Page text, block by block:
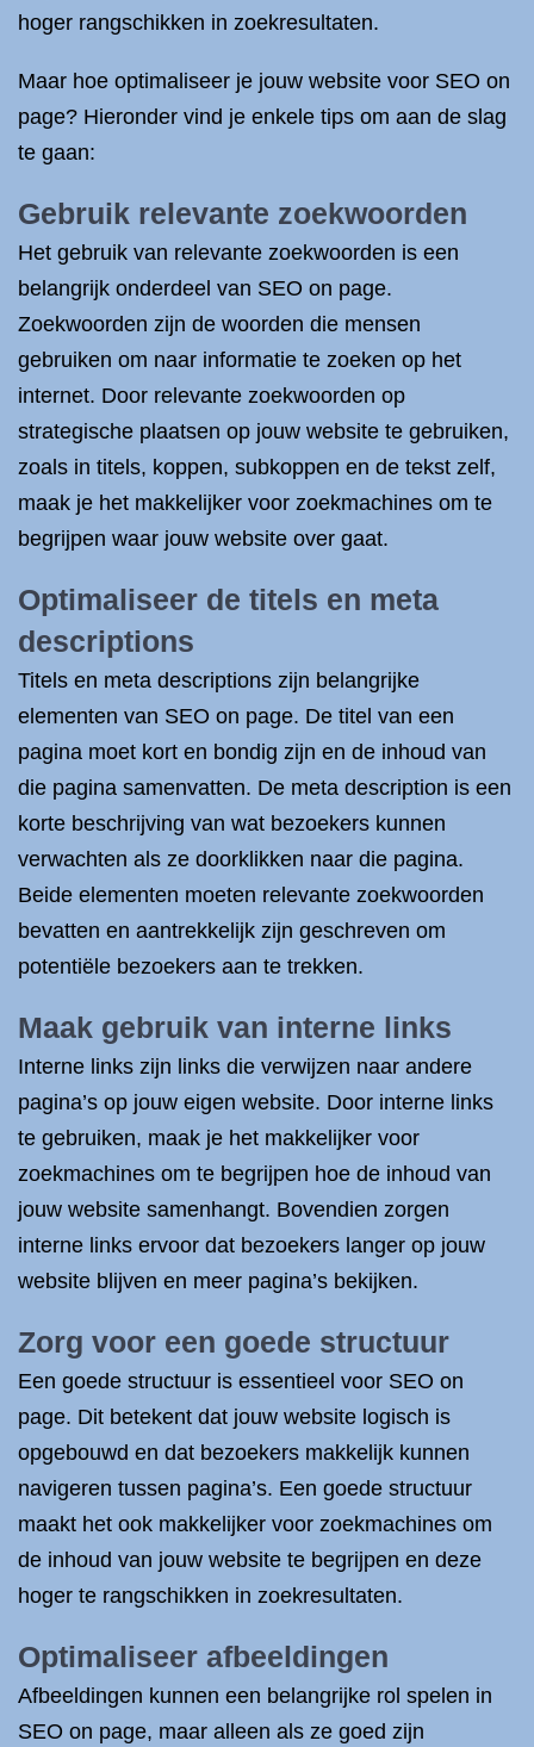
hoger rangschikken in zoekresultaten.
Maar hoe optimaliseer je jouw website voor SEO on
page? Hieronder vind je enkele tips om aan de slag
te gaan:
Gebruik relevante zoekwoorden
Het gebruik van relevante zoekwoorden is een
belangrijk onderdeel van SEO on page.
Zoekwoorden zijn de woorden die mensen
gebruiken om naar informatie te zoeken op het
internet. Door relevante zoekwoorden op
strategische plaatsen op jouw website te gebruiken,
zoals in titels, koppen, subkoppen en de tekst zelf,
maak je het makkelijker voor zoekmachines om te
begrijpen waar jouw website over gaat.
Optimaliseer de titels en meta
descriptions
Titels en meta descriptions zijn belangrijke
elementen van SEO on page. De titel van een
pagina moet kort en bondig zijn en de inhoud van
die pagina samenvatten. De meta description is een
korte beschrijving van wat bezoekers kunnen
verwachten als ze doorklikken naar die pagina.
Beide elementen moeten relevante zoekwoorden
bevatten en aantrekkelijk zijn geschreven om
potentiële bezoekers aan te trekken.
Maak gebruik van interne links
Interne links zijn links die verwijzen naar andere
pagina’s op jouw eigen website. Door interne links
te gebruiken, maak je het makkelijker voor
zoekmachines om te begrijpen hoe de inhoud van
jouw website samenhangt. Bovendien zorgen
interne links ervoor dat bezoekers langer op jouw
website blijven en meer pagina’s bekijken.
Zorg voor een goede structuur
Een goede structuur is essentieel voor SEO on
page. Dit betekent dat jouw website logisch is
opgebouwd en dat bezoekers makkelijk kunnen
navigeren tussen pagina’s. Een goede structuur
maakt het ook makkelijker voor zoekmachines om
de inhoud van jouw website te begrijpen en deze
hoger te rangschikken in zoekresultaten.
Optimaliseer afbeeldingen
Afbeeldingen kunnen een belangrijke rol spelen in
SEO on page, maar alleen als ze goed zijn